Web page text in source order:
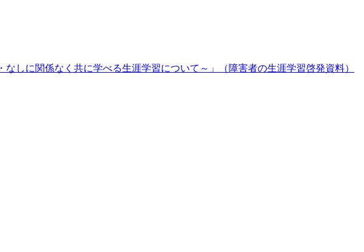
に関係なく共に学べる生涯学習について～」（障害者の生涯学習啓発資料）